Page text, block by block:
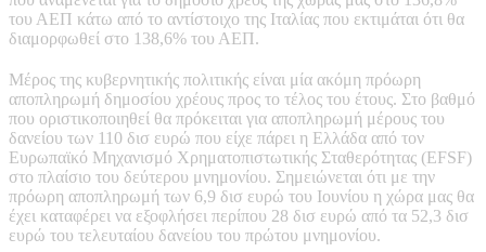
του ΑΕΠ κάτω από το αντίστοιχο της Ιταλίας που εκτιμάται ότι θα
διαμορφωθεί στο 138,6% του ΑΕΠ.
Μέρος της κυβερνητικής πολιτικής είναι μία ακόμη πρόωρη
αποπληρωμή δημοσίου χρέους προς το τέλος του έτους. Στο βαθμό
που οριστικοποιηθεί θα πρόκειται για αποπληρωμή μέρους του
δανείου των 110 δισ ευρώ που είχε πάρει η Ελλάδα από τον
Ευρωπαϊκό Μηχανισμό Χρηματοπιστωτικής Σταθερότητας (EFSF)
στο πλαίσιο του δεύτερου μνημονίου. Σημειώνεται ότι με την
πρόωρη αποπληρωμή των 6,9 δισ ευρώ του Ιουνίου η χώρα μας θα
έχει καταφέρει να εξοφλήσει περίπου 28 δισ ευρώ από τα 52,3 δισ
ευρώ του τελευταίου δανείου του πρώτου μνημονίου.